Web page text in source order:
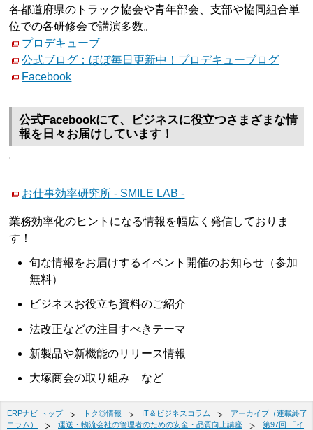
各都道府県のトラック協会や青年部会、支部や協同組合単
位での各研修会で講演多数。
プロデキューブ
公式ブログ：ほぼ毎日更新中！プロデキューブログ
Facebook
公式Facebookにて、ビジネスに役立つさまざまな情
報を日々お届けしています！
お仕事効率研究所 - SMILE LAB -
業務効率化のヒントになる情報を幅広く発信しておりま
す！
旬な情報をお届けするイベント開催のお知らせ（参加
無料）
ビジネスお役立ち資料のご紹介
法改正などの注目すべきテーマ
新製品や新機能のリリース情報
大塚商会の取り組み など
ERPナビ トップ トク◎情報 IT＆ビジネスコラム
アーカイブ（連載終了
コラム）
運送・物流会社の管理者のための安全・品質向上講座
第97回 「イ